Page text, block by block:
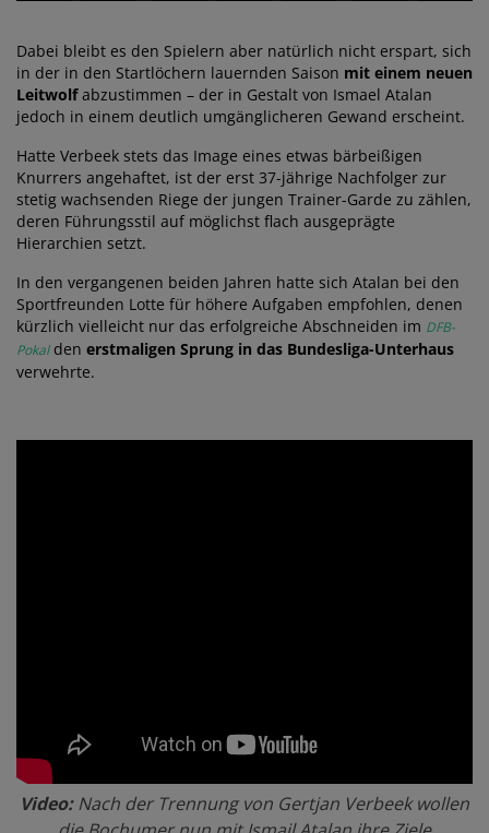
Dabei bleibt es den Spielern aber natürlich nicht erspart, sich
in der in den Startlöchern lauernden Saison mit einem neuen
Leitwolfabzustimmen – der in Gestalt von Ismael Atalan
jedoch in einem deutlich umgänglicheren Gewand erscheint.
Hatte Verbeek stets das Image eines etwas bärbeißigen
Knurrers angehaftet, ist der erst 37-jährige Nachfolger zur
stetig wachsenden Riege der jungen Trainer-Garde zu zählen,
deren Führungsstil auf möglichst flach ausgeprägte
Hierarchien setzt.
In den vergangenen beiden Jahren hatte sich Atalan bei den
Sportfreunden Lotte für höhere Aufgaben empfohlen, denen
kürzlich vielleicht nur das erfolgreiche Abschneiden im DFB-
Pokalden erstmaligen Sprung in das Bundesliga-Unterhaus
verwehrte.
Video:Nach der Trennung von Gertjan Verbeek wollen